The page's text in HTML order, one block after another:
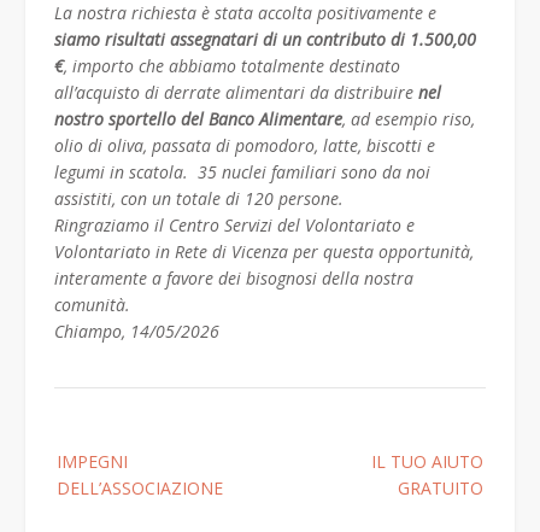
La nostra richiesta è stata accolta positivamente e
siamo risultati assegnatari di un contributo di 1.500,00
€, importo che abbiamo totalmente destinato
all’acquisto di derrate alimentari da distribuire nel
nostro sportello del Banco Alimentare, ad esempio riso,
olio di oliva, passata di pomodoro, latte, biscotti e
legumi in scatola. 35 nuclei familiari sono da noi
assistiti, con un totale di 120 persone.
Ringraziamo il Centro Servizi del Volontariato e
Volontariato in Rete di Vicenza per questa opportunità,
interamente a favore dei bisognosi della nostra
comunità.
Chiampo, 14/05/2026
navigation
IMPEGNI
DELL’ASSOCIAZIONE
IL TUO AIUTO
GRATUITO